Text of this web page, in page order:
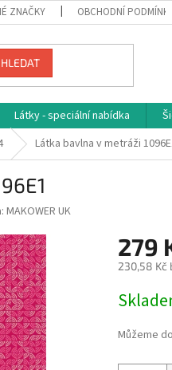
ZNAČKY OBCHODNÍ PODMÍNKY
HLEDAT
Látky - speciální nabídka
Látka bavlna v metráži
MAKOWER UK
279
230,58 Kč
cena:
Můžeme